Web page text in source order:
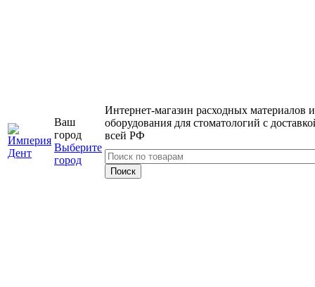
Ваш
город
Выберите
город
Интернет-магазин расходных материалов и
оборудования для стоматологий с
всей РФ